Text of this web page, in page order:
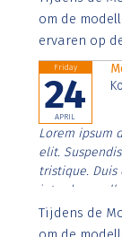
imperdiet.
om de
ervaren op
Friday
24
APRIL
Lorem ipsum
elit.
tristique. Duis
interdum
Aenean
imperdiet.
Tijdens de